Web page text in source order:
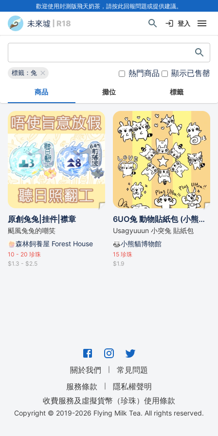
歡迎使用封測版飛天奶茶，請按此回報問題或提供建議。
未來墟 | R18 登入
標籤：兔 熱門商品 顯示已售罄
商品 攤位 標籤
原創兔兔|挂件|襟章
颳風兔兔的嘲笑
森林飼養屋 Forest House
10 - 20 珍珠
$1.3 - $2.5
6UO兔 動物貼紙包 (小熊貓 狐狸 我的英雄學院)
Usagyuuun 小突兔 貼紙包
小熊貓博物館
15 珍珠
$1.9
關於我們 ｜
常見問題
服務條款
｜
隱私權聲明
收費服務及虛擬貨幣（珍珠）使用條款
Copyright © 2019-2026 Flying Milk Tea. All rights reserved.